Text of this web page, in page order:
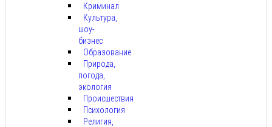
Криминал
Культура,
шоу-
бизнес
Образование
Природа,
погода,
экология
Происшествия
Психология
Религия,